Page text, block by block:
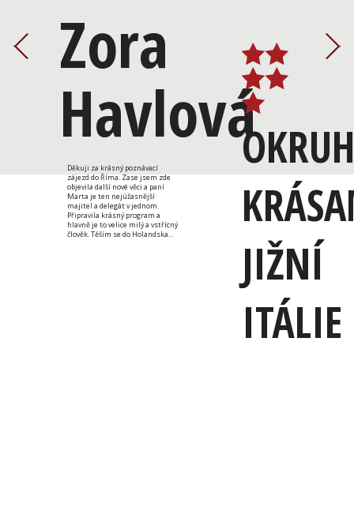
Zora
Havlová
Děkuji za krásný poznávací
zájezd do Říma. Zase jsem zde
objevila další nové věci a paní
Marta je ten nejúžasnější
majitel a delegát v jednom.
Připravila krásný program a
hlavně je to velice milý a vstřícný
člověk. Těším se do Holandska...
OKRUH
JIŽNÍ
ITÁLIE